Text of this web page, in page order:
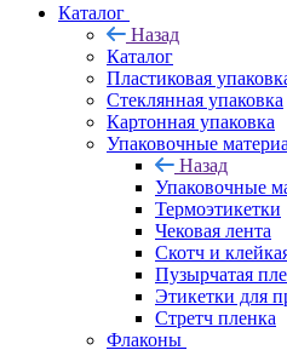
Каталог
Назад
Каталог
Пластиковая
Стеклянная упаковка
Картонная упаковка
Упаковочные
Назад
Упаковочные
Термоэтикетки
Чековая лента
Скотч и
Пузырчатая
Этикетки для
Стретч пленка
Флаконы